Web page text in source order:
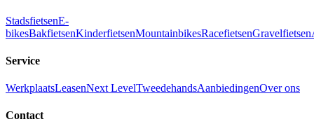
StadsfietsenE-
bikesBakfietsenKinderfietsenMountainbikesRacefietsenGravelfietsen
Service
WerkplaatsLeasenNext LevelTweedehandsAanbiedingenOver ons
Contact